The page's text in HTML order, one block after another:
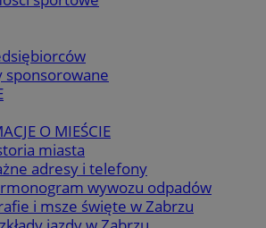
sponsorowane
O MIEŚCIE
miasta
adresy i telefony
wywozu odpadów
i msze święte w Zabrzu